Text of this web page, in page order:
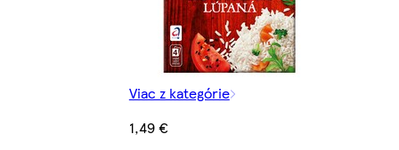
Viac z kategórie
1,49 €